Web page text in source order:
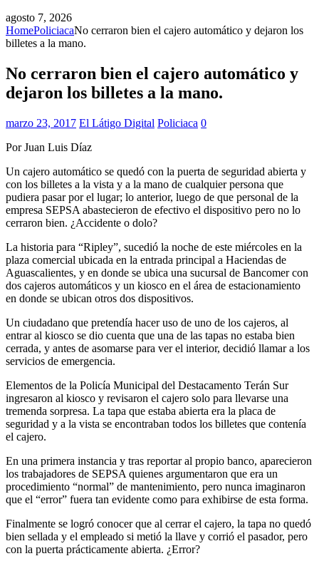
agosto 7, 2026
HomePoliciacaNo cerraron bien el cajero automático y dejaron los
billetes a la mano.
No cerraron bien el cajero automático y
dejaron los billetes a la mano.
marzo 23, 2017 El Látigo Digital Policiaca 0
Por Juan Luis Díaz
Un cajero automático se quedó con la puerta de seguridad abierta y
con los billetes a la vista y a la mano de cualquier persona que
pudiera pasar por el lugar; lo anterior, luego de que personal de la
empresa SEPSA abastecieron de efectivo el dispositivo pero no lo
cerraron bien. ¿Accidente o dolo?
La historia para “Ripley”, sucedió la noche de este miércoles en la
plaza comercial ubicada en la entrada principal a Haciendas de
Aguascalientes, y en donde se ubica una sucursal de Bancomer con
dos cajeros automáticos y un kiosco en el área de estacionamiento
en donde se ubican otros dos dispositivos.
Un ciudadano que pretendía hacer uso de uno de los cajeros, al
entrar al kiosco se dio cuenta que una de las tapas no estaba bien
cerrada, y antes de asomarse para ver el interior, decidió llamar a los
servicios de emergencia.
Elementos de la Policía Municipal del Destacamento Terán Sur
ingresaron al kiosco y revisaron el cajero solo para llevarse una
tremenda sorpresa. La tapa que estaba abierta era la placa de
seguridad y a la vista se encontraban todos los billetes que contenía
el cajero.
En una primera instancia y tras reportar al propio banco, aparecieron
los trabajadores de SEPSA quienes argumentaron que era un
procedimiento “normal” de mantenimiento, pero nunca imaginaron
que el “error” fuera tan evidente como para exhibirse de esta forma.
Finalmente se logró conocer que al cerrar el cajero, la tapa no quedó
bien sellada y el empleado si metió la llave y corrió el pasador, pero
con la puerta prácticamente abierta. ¿Error?